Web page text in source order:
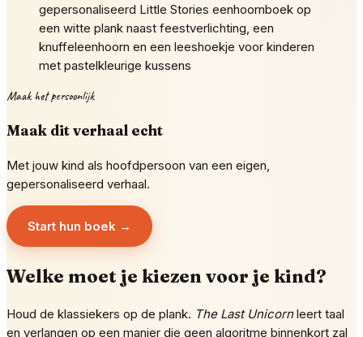
gepersonaliseerd Little Stories eenhoornboek op
een witte plank naast feestverlichting, een
knuffeleenhoorn en een leeshoekje voor kinderen
met pastelkleurige kussens
Maak het persoonlijk
Maak dit verhaal echt
Met jouw kind als hoofdpersoon van een eigen,
gepersonaliseerd verhaal.
Start hun boek →
Welke moet je kiezen voor je kind?
Houd de klassiekers op de plank. The Last Unicornleert taal
en verlangen op een manier die geen algoritme binnenkort zal